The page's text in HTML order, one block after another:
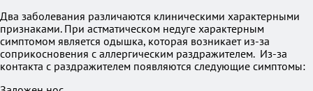
Два заболевания различаются клиническими характерными
признаками. При астматическом недуге характерным
симптомом является одышка, которая возникает из-за
соприкосновения с аллергическим раздражителем. Из-за
контакта с раздражителем появляются следующие симптомы: